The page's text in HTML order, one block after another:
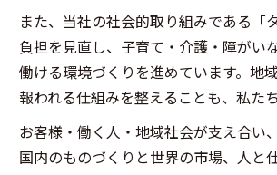
また、当社の社会的取り組みである
負担を見直し、子育て・介護・障がい
働ける環境づくりを進めています。地
報われる仕組みを整えることも、私た
お客様・働く人・地域社会が支え合い
国内のものづくりと世界の市場、人と